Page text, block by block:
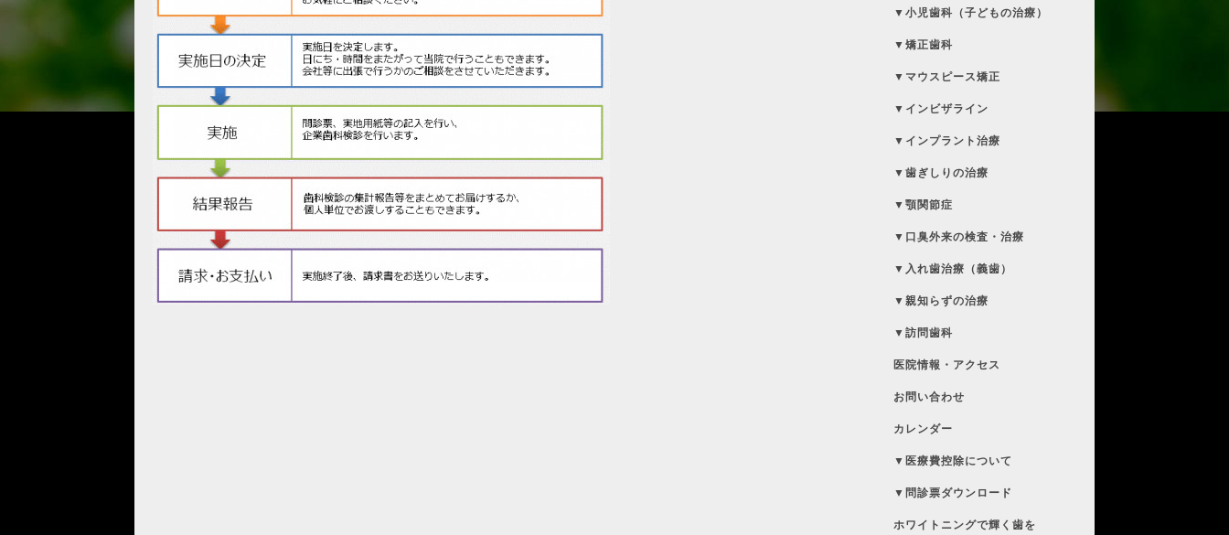
▼小児歯科（子どもの治療）
▼矯正歯科
▼マウスピース矯正
▼インビザライン
▼インプラント治療
▼歯ぎしりの治療
▼顎関節症
▼口臭外来の検査・治療
▼入れ歯治療（義歯）
▼親知らずの治療
▼訪問歯科
医院情報・アクセス
お問い合わせ
カレンダー
▼医療費控除について
▼問診票ダウンロード
ホワイトニングで輝く歯を